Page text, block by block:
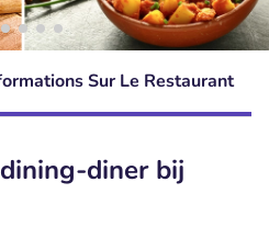
Sur Le Restaurant
diner bij